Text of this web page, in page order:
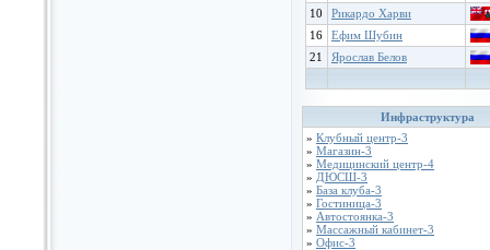
10
Рикардо Харви
16
Ефим Шубин
21
Ярослав Белов
Инфраструктура
» Клубный центр-3
» Магазин-3
» Медицинский центр-4
» ДЮСШ-3
» База клуба-3
» Гостиница-3
» Автостоянка-3
» Массажный кабинет-3
» Офис-3